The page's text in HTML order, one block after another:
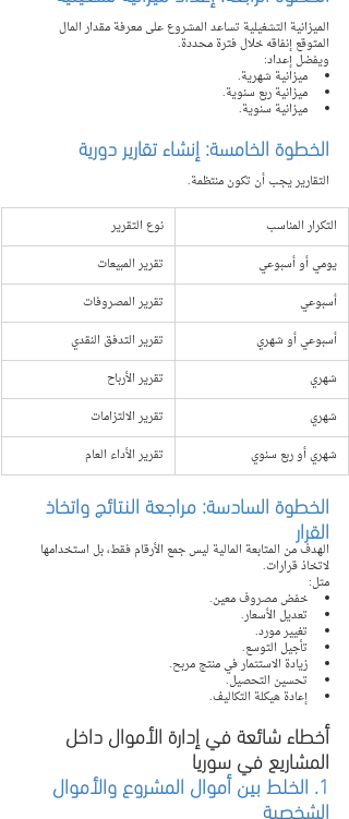
الميزانية التشغيلية تساعد المشروع على معرفة مقدار المال
المتوقع إنفاقه خلال فترة محددة.
ويفضل إعداد:
ميزانية شهرية.
ميزانية ربع سنوية.
ميزانية سنوية.
الخطوة الخامسة: إنشاء تقارير دورية
التقارير يجب أن تكون منتظمة.
نوع التقرير
التكرار المناسب
تقرير المبيعات
يومي أو أسبوعي
تقرير المصروفات
أسبوعي
تقرير التدفق النقدي
أسبوعي أو شهري
تقرير الأرباح
شهري
تقرير الالتزامات
شهري
تقرير الأداء العام
شهري أو ربع سنوي
الخطوة السادسة: مراجعة النتائج واتخاذ
القرار
الهدف من المتابعة المالية ليس جمع الأرقام فقط، بل استخدامها
لاتخاذ قرارات.
مثل:
خفض مصروف معين.
تعديل الأسعار.
تغيير مورد.
تأجيل التوسع.
زيادة الاستثمار في منتج مربح.
تحسين التحصيل.
إعادة هيكلة التكاليف.
أخطاء شائعة في إدارة الأموال داخل
المشاريع في سوريا
1. الخلط بين أموال المشروع والأموال
الشخصية